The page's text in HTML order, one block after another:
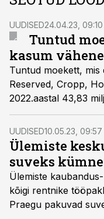
UUDISED24.04.23, 09:10
Tuntud
kasum
Tuntud moekett, mis
Reserved, Cropp,
2022.aastal 43,83
miljonit eurot
UUDISED10.05.23, 09:57
Ülemiste
suveks
Ülemiste
kõigi rentnike
Praegu pakuvad